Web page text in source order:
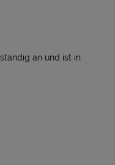
an und ist in